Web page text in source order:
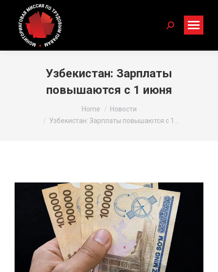
Search:
Узбекистан: Зарплаты
повышаются с 1 июня
Home
Новости
Узбекистан: Зарплаты повышаются с 1…